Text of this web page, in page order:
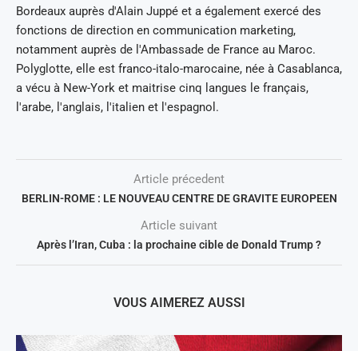
Bordeaux auprès d'Alain Juppé et a également exercé des
fonctions de direction en communication marketing,
notamment auprès de l'Ambassade de France au Maroc.
Polyglotte, elle est franco-italo-marocaine, née à Casablanca,
a vécu à New-York et maitrise cinq langues le français,
l'arabe, l'anglais, l'italien et l'espagnol.
Article précedent
BERLIN-ROME : LE NOUVEAU CENTRE DE GRAVITE EUROPEEN
Article suivant
Après l’Iran, Cuba : la prochaine cible de Donald Trump ?
VOUS AIMEREZ AUSSI